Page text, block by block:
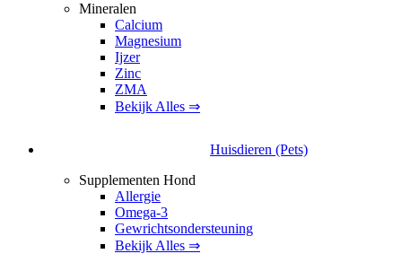
Mineralen
Calcium
Magnesium
Ijzer
Zinc
ZMA
Bekijk Alles ⇒
Huisdieren (Pets)
Supplementen Hond
Allergie
Omega-3
Gewrichtsondersteuning
Bekijk Alles ⇒